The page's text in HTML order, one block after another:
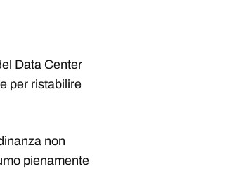
Data Center
per ristabilire
non
pienamente